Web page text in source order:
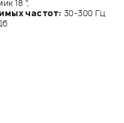
18 ",
частот: 30-300 Гц